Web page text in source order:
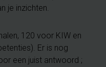
je inzichten.
120 voor KIW en
Er is nog
een juist antwoord ;